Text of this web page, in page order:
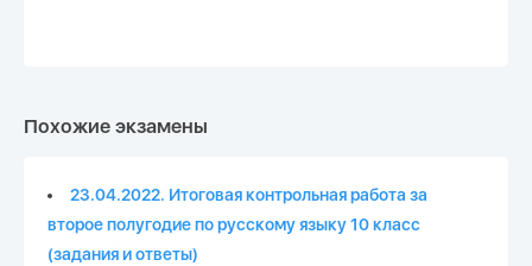
Похожие экзамены
23.04.2022. Итоговая контрольная работа за
второе полугодие по русскому языку 10 класс
(задания и ответы)